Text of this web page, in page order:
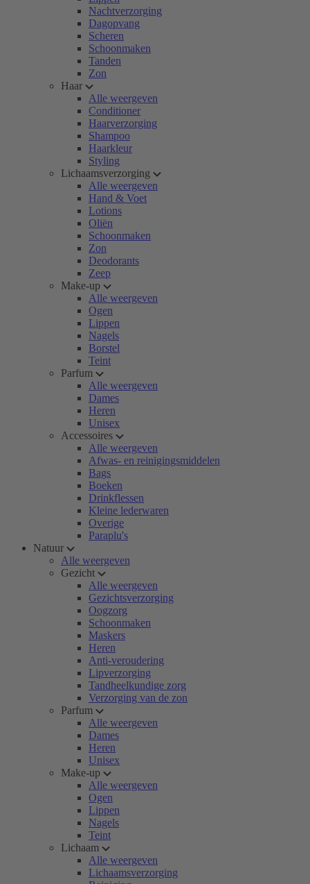
Nachtverzorging
Dagopvang
Scheren
Schoonmaken
Tanden
Zon
Haar
Alle weergeven
Conditioner
Haarverzorging
Shampoo
Haarkleur
Styling
Lichaamsverzorging
Alle weergeven
Hand & Voet
Lotions
Oliën
Schoonmaken
Zon
Deodorants
Zeep
Make-up
Alle weergeven
Ogen
Lippen
Nagels
Borstel
Teint
Parfum
Alle weergeven
Dames
Heren
Unisex
Accessoires
Alle weergeven
Afwas- en reinigingsmiddelen
Bags
Boeken
Drinkflessen
Kleine lederwaren
Overige
Paraplu's
Natuur
Alle weergeven
Gezicht
Alle weergeven
Gezichtsverzorging
Oogzorg
Schoonmaken
Maskers
Heren
Anti-veroudering
Lipverzorging
Tandheelkundige zorg
Verzorging van de zon
Parfum
Alle weergeven
Dames
Heren
Unisex
Make-up
Alle weergeven
Ogen
Lippen
Nagels
Teint
Lichaam
Alle weergeven
Lichaamsverzorging